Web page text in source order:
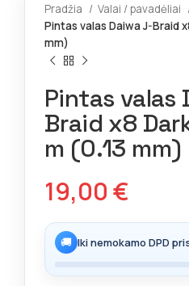
Pradžia Valai / pavadėliai
Pintas valas Daiwa J-Braid
mm)
Pintas valas
Braid x8
m (0.13 mm)
19,00€
🚚 Iki nemokamo DPD